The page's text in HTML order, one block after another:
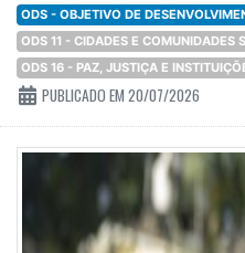
ODS - OBJETIVO DE
ODS 11 - CIDADES E COMUNIDADES
ODS 16 - PAZ, JUSTIÇA E
PUBLICADO EM 20/07/2026